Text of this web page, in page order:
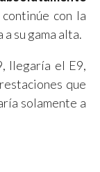
con la
su gama alta.
llegaría el E9,
que
solamente a